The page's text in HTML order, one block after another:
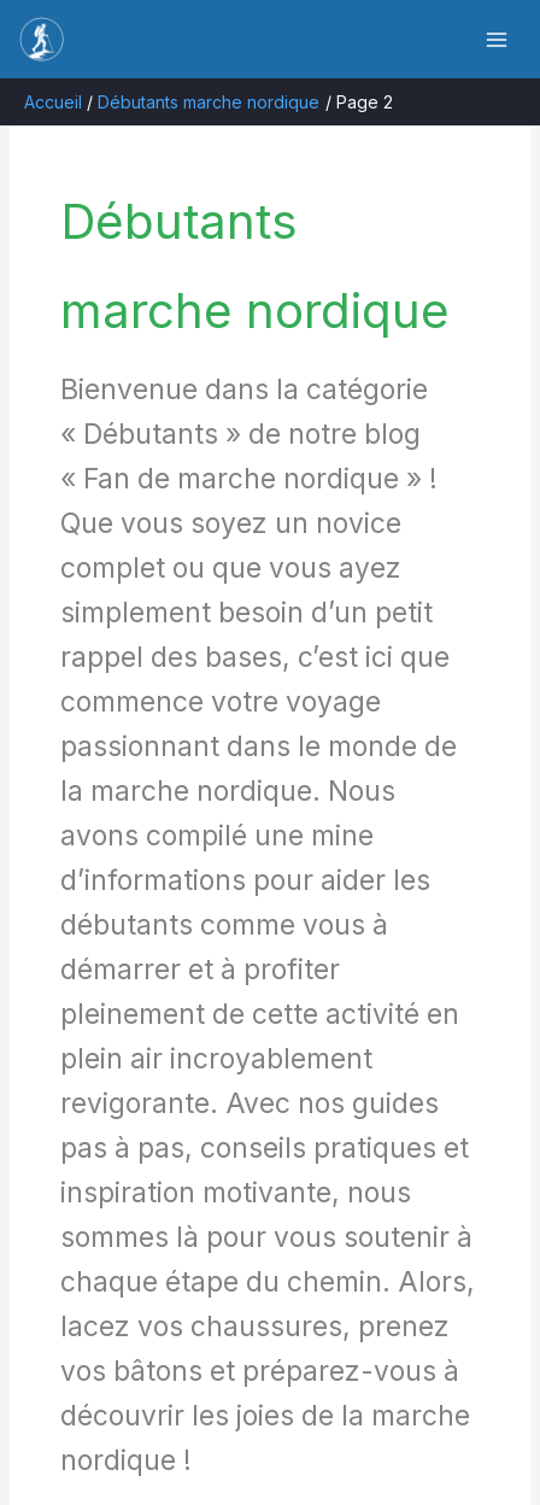
contenu
Accueil
Débutants marche nordique Page 2
Débutants
marche nordique
Bienvenue dans la catégorie
« Débutants » de notre blog
« Fan de marche nordique » !
Que vous soyez un novice
complet ou que vous ayez
simplement besoin d’un petit
rappel des bases, c’est ici que
commence votre voyage
passionnant dans le monde de
la marche nordique. Nous
avons compilé une mine
d’informations pour aider les
débutants comme vous à
démarrer et à profiter
pleinement de cette activité en
plein air incroyablement
revigorante. Avec nos guides
pas à pas, conseils pratiques et
inspiration motivante, nous
sommes là pour vous soutenir à
chaque étape du chemin. Alors,
lacez vos chaussures, prenez
vos bâtons et préparez-vous à
découvrir les joies de la marche
nordique !
Rechercher